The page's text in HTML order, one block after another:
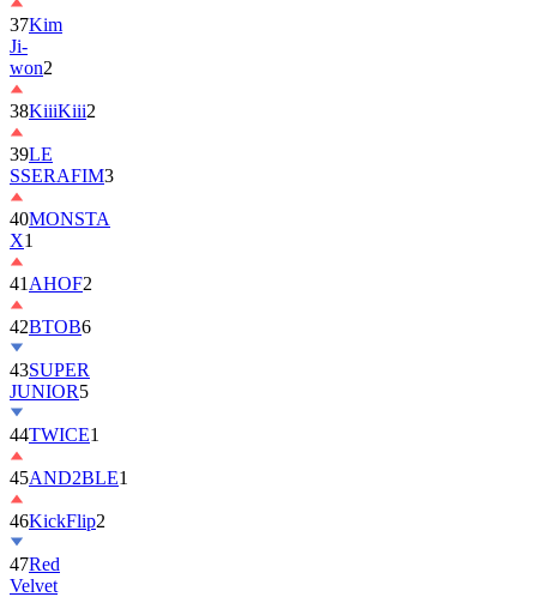
37Kim
Ji-
won2
38KiiiKiii2
39LE
SSERAFIM3
40MONSTA
X1
41 AHOF2
42BTOB6
43SUPER
JUNIOR5
44TWICE1
45AND2BLE1
46KickFlip2
47Red
Velvet